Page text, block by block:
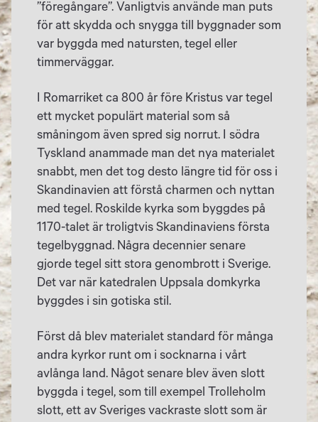
”föregångare”. Vanligtvis använde man puts
för att skydda och snygga till byggnader som
var byggda med natursten, tegel eller
timmerväggar.
I Romarriket ca 800 år före Kristus var tegel
ett mycket populärt material som så
småningom även spred sig norrut. I södra
Tyskland anammade man det nya materialet
snabbt, men det tog desto längre tid för oss i
Skandinavien att förstå charmen och nyttan
med tegel. Roskilde kyrka som byggdes på
1170-talet är troligtvis Skandinaviens första
tegelbyggnad. Några decennier senare
gjorde tegel sitt stora genombrott i Sverige.
Det var när katedralen Uppsala domkyrka
byggdes i sin gotiska stil.
Först då blev materialet standard för många
andra kyrkor runt om i socknarna i vårt
avlånga land. Något senare blev även slott
byggda i tegel, som till exempel Trolleholm
slott, ett av Sveriges vackraste slott som är